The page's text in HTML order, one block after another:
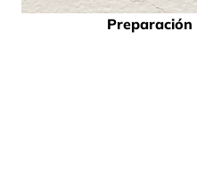
Preparación